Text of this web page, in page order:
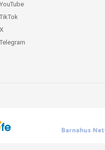
YouTube
TikTok
X
Telegram